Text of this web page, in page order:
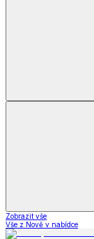
Zobrazit vše
Vše z Nově v nabídce